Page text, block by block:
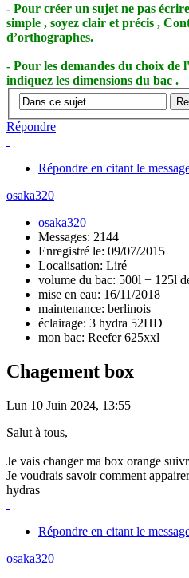
- Pour créer un sujet ne pas
simple , soyez clair et précis ,
d’orthographes.
- Pour les demandes du choix de
indiquez les dimensions du bac .
Répondre
Répondre en citant le
osaka320
osaka320
Messages: 2144
Enregistré le: 09/07/2015
Localisation: Liré
volume du bac: 500l + 125l
mise en eau: 16/11/2018
maintenance: berlinois
éclairage: 3 hydra 52HD
mon bac: Reefer 625xxl
Chagement box
Lun 10 Juin 2024, 13:55
Salut à tous,
Je vais changer ma box orange
Je voudrais savoir comment
hydras
Répondre en citant le
osaka320